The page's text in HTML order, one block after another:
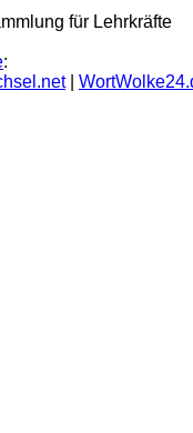
für Lehrkräfte
:
|